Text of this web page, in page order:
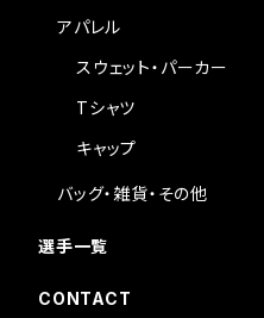
アパレル
スウェット・パーカー
Tシャツ
キャップ
バッグ・雑貨・その他
選手一覧
CONTACT